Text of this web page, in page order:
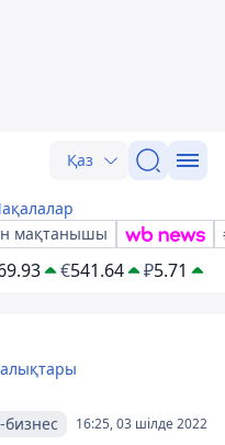
Қаз
мақтанышы
€541.64 ₽5.71
16:25, 03 шілде 2022